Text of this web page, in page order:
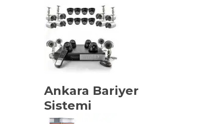
Ankara Bariyer
Sistemi